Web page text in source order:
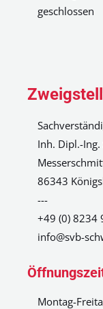
geschlossen
Inh. Dipl.-Ing.
86343
---
+49 (0) 8234
info@svb-
Montag-